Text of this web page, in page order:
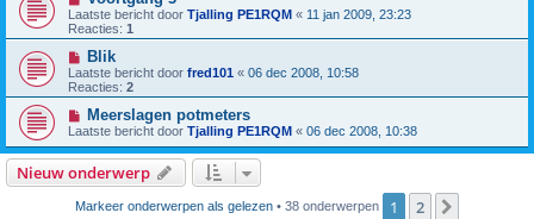
Laatste bericht door Tjalling PE1RQM « 11 jan 2009, 23:23
Reacties: 1
Blik
Laatste bericht door fred101 « 06 dec 2008, 10:58
Reacties: 2
Meerslagen potmeters
Laatste bericht door Tjalling PE1RQM « 06 dec 2008, 10:38
Nieuw onderwerp
Markeer onderwerpen als gelezen • 38 onderwerpen 1 2